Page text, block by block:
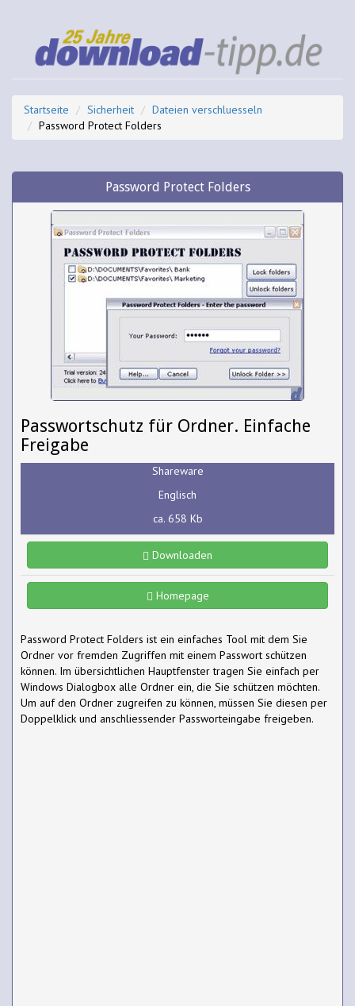
Startseite Sicherheit
Dateien verschluesseln
Password Protect Folders
Password Protect Folders
Passwortschutz für Ordner. Einfache
Freigabe
Shareware
Englisch
ca. 658 Kb
Downloaden
Homepage
Password Protect Folders ist ein einfaches Tool mit dem Sie
Ordner vor fremden Zugriffen mit einem Passwort schützen
können. Im übersichtlichen Hauptfenster tragen Sie einfach per
Windows Dialogbox alle Ordner ein, die Sie schützen möchten.
Um auf den Ordner zugreifen zu können, müssen Sie diesen per
Doppelklick und anschliessender Passworteingabe freigeben.